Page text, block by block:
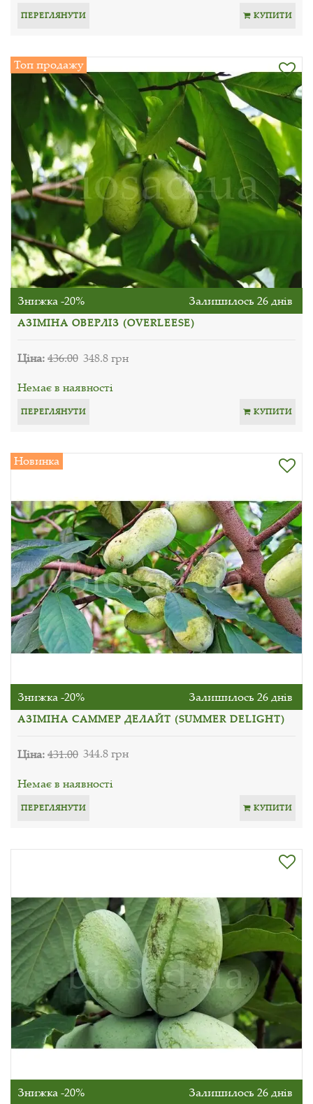
ПЕРЕГЛЯНУТИ КУПИТИ
Топ продажу
Знижка -20% Залишилось 26 днів
АЗІМІНА ОВЕРЛІЗ (OVERLEESE)
Ціна:436.00 348.8 грн
Немає в наявності
ПЕРЕГЛЯНУТИ КУПИТИ
Новинка
Знижка -20% Залишилось 26 днів
АЗІМІНА САММЕР ДЕЛАЙТ (SUMMER DELIGHT)
Ціна:431.00 344.8 грн
Немає в наявності
ПЕРЕГЛЯНУТИ КУПИТИ
Знижка -20% Залишилось 26 днів